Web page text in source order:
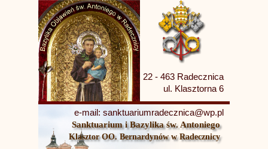
22 - 463 Radecznica
ul. Klasztorna 6
e-mail: sanktuariumradecznica@wp.pl
Sanktuarium i Bazylika św. Antoniego
Klasztor OO. Bernardynów w Radecznicy